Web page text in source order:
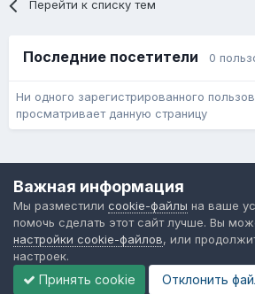
Перейти к списку тем
Последние посетители 0
Ни одного зарегистрированного
просматривает данную страницу
Форум общественного
Powered by Invision
Важная информация
Мы разместили cookie-файлы на ваше
помочь сделать этот сайт лучше. Вы
настройки cookie-файлов, или
настроек.
Принять cookie Отклонить